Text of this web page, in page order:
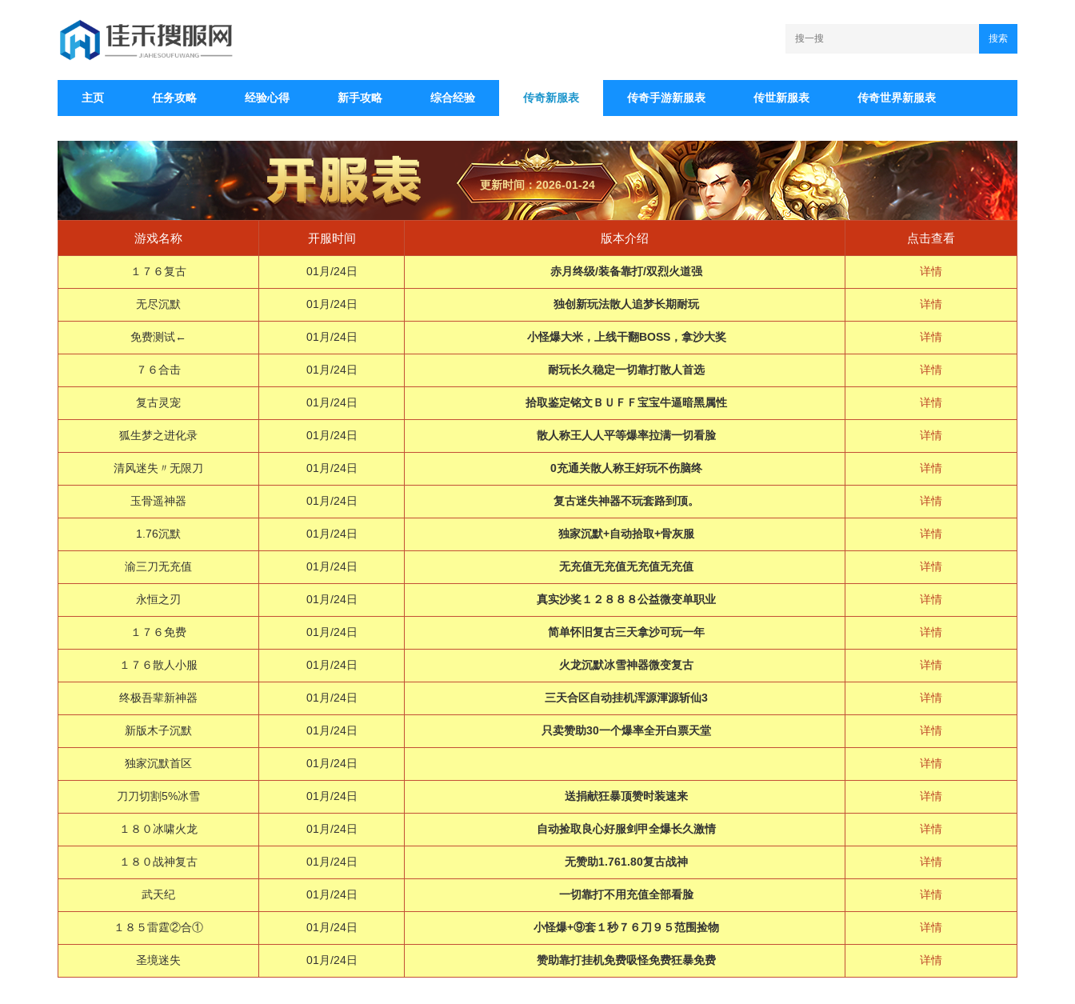
搜索
主页 任务攻略 经验心得 新手攻略 综合经验 传奇新服表 传奇手游新服表 传世新服表 传奇世界新服表
更新时间：2026-01-24
游戏名称 开服时间 版本介绍 点击查看
１７６复古 01月/24日 赤月终级/装备靠打/双烈火道强 详情
无尽沉默 01月/24日 独创新玩法散人追梦长期耐玩 详情
免费测试← 01月/24日 小怪爆大米，上线干翻BOSS，拿沙大奖 详情
７６合击 01月/24日 耐玩长久稳定一切靠打散人首选 详情
复古灵宠 01月/24日 拾取鉴定铭文ＢＵＦＦ宝宝牛逼暗黑属性 详情
狐生梦之进化录 01月/24日 散人称王人人平等爆率拉满一切看脸 详情
清风迷失〃无限刀 01月/24日 0充通关散人称王好玩不伤脑终 详情
玉骨遥神器 01月/24日 复古迷失神器不玩套路到顶。 详情
1.76沉默 01月/24日 独家沉默+自动拾取+骨灰服 详情
渝三刀无充值 01月/24日 无充值无充值无充值无充值 详情
永恒之刃 01月/24日 真实沙奖１２８８８公益微变单职业 详情
１７６免费 01月/24日 简单怀旧复古三天拿沙可玩一年 详情
１７６散人小服 01月/24日 火龙沉默冰雪神器微变复古 详情
终极吾辈新神器 01月/24日 三天合区自动挂机浑源渾源斩仙3 详情
新版木子沉默 01月/24日 只卖赞助30一个爆率全开白票天堂 详情
独家沉默首区 01月/24日 详情
刀刀切割5%冰雪 01月/24日 送捐献狂暴顶赞时装速来 详情
１８０冰啸火龙 01月/24日 自动捡取良心好服剑甲全爆长久激情 详情
１８０战神复古 01月/24日 无赞助1.761.80复古战神 详情
武天纪 01月/24日 一切靠打不用充值全部看脸 详情
１８５雷霆②合① 01月/24日 小怪爆+⑨套１秒７６刀９５范围捡物 详情
圣境迷失 01月/24日 赞助靠打挂机免费吸怪免费狂暴免费 详情